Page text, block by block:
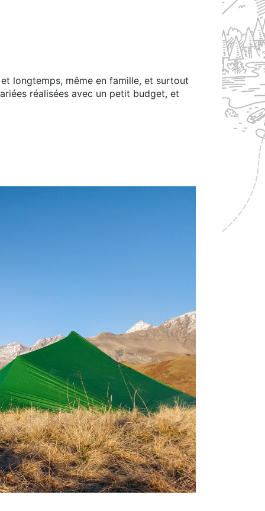
longtemps, même en famille, et surtout
réalisées avec un petit budget, et